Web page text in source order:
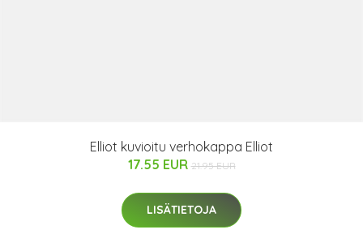
Elliot kuvioitu verhokappa Elliot
17.55 EUR 21.95 EUR
LISÄTIETOJA